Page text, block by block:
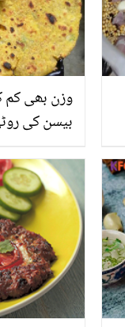
وزن بھی کم
بیسن کی